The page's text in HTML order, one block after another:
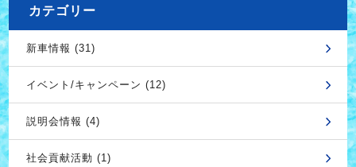
カテゴリー
新車情報 (31)
イベント/キャンペーン (12)
説明会情報 (4)
社会貢献活動 (1)